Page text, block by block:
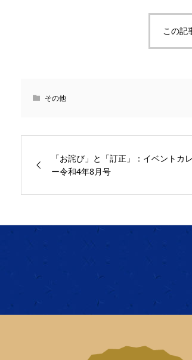
この記
その他
「お詫び」と「訂正」：イベントカ
ー令和4年8月号